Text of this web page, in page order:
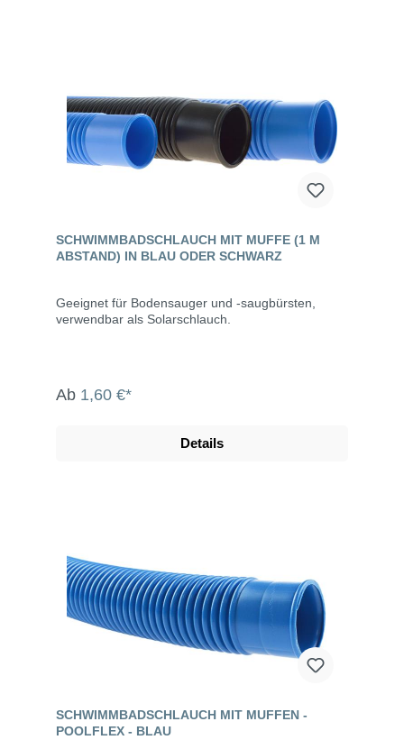
SCHWIMMBADSCHLAUCH MIT MUFFE (1 M
ABSTAND) IN BLAU ODER SCHWARZ
Geeignet für Bodensauger und -saugbürsten,
verwendbar als Solarschlauch.
Ab 1,60 €*
Details
SCHWIMMBADSCHLAUCH MIT MUFFEN -
POOLFLEX - BLAU